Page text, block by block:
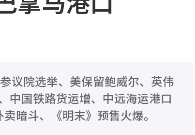
议院选举、美保留鲍威尔、英伟
中国铁路货运增、中远海运港口
暗斗、《明末》预售火爆。